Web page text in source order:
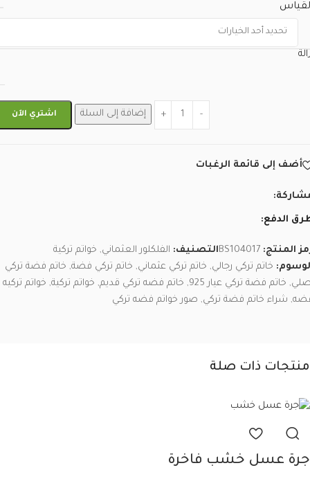
إضافة إلى السلة اشتري الآن
أضف إلى قائمة الرغبات
الدفع:
المنتج: BS104017التصنيف: الفلكلور العثماني, خواتم تركية
خاتم تركي رجالي, خاتم تركي عثماني, خاتم تركي فضة, خاتم فضة تركي
, خاتم فضة تركي عيار 925 , خاتم فضه تركي قديم, خواتم تركية, خواتم تركيه
, شراء خاتم فضة تركي, صور خواتم فضه تركي
منتجات ذات صلة
جرة عسل خشب فاخرة